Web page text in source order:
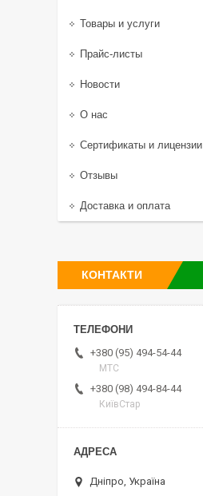
Товары и услуги
Прайс-листы
Новости
О нас
Сертификаты и лицензии
Отзывы
Доставка и оплата
КОНТАКТИ
+380 (95) 494-54-44
МТС
+380 (98) 494-84-44
КиївСтар
Дніпро, Україна